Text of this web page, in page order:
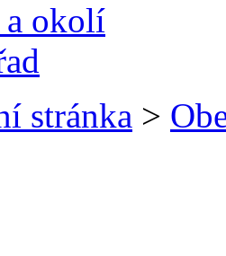
okolí
stránka >